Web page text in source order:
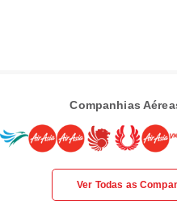
Companhias
Ver Todas as